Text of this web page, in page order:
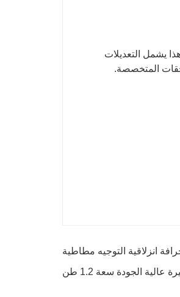
يشمل التعديلات
المتخصصة.
انزلاقية التوجيه مطاطية
عالية الجودة سعة 1.2 طن